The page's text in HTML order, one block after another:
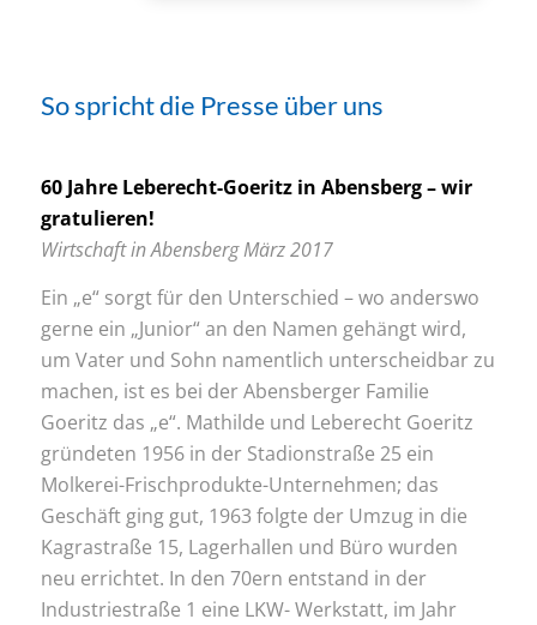
So spricht die Presse über uns
60 Jahre Leberecht-Goeritz in Abensberg – wir
gratulieren!
Wirtschaft in Abensberg März 2017
Ein „e“ sorgt für den Unterschied – wo anderswo
gerne ein „Junior“ an den Namen gehängt wird,
um Vater und Sohn namentlich unterscheidbar zu
machen, ist es bei der Abensberger Familie
Goeritz das „e“. Mathilde und Leberecht Goeritz
gründeten 1956 in der Stadionstraße 25 ein
Molkerei-Frischprodukte-Unternehmen; das
Geschäft ging gut, 1963 folgte der Umzug in die
Kagrastraße 15, Lagerhallen und Büro wurden
neu errichtet. In den 70ern entstand in der
Industriestraße 1 eine LKW- Werkstatt, im Jahr